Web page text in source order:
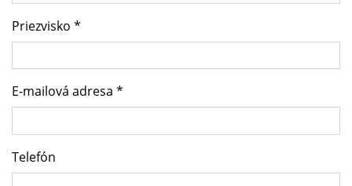
Priezvisko *
E-mailová adresa *
Telefón